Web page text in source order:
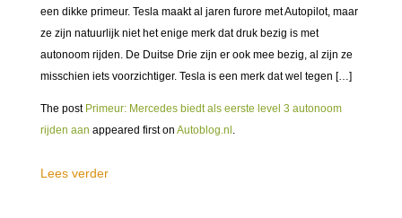
een dikke primeur. Tesla maakt al jaren furore met Autopilot, maar
ze zijn natuurlijk niet het enige merk dat druk bezig is met
autonoom rijden. De Duitse Drie zijn er ook mee bezig, al zijn ze
misschien iets voorzichtiger. Tesla is een merk dat wel tegen […]
The post Primeur: Mercedes biedt als eerste level 3 autonoom
rijden aan appeared first on Autoblog.nl .
Lees verder